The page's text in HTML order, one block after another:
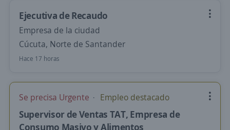
Ejecutiva de Recaudo
Empresa de la ciudad
Cúcuta, Norte de Santander
Hace 17 horas
Se precisa Urgente Empleo destacado
Supervisor de Ventas TAT, Empresa de
Consumo Masivo y Alimentos